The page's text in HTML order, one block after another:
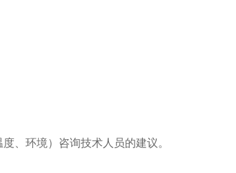
、环境）咨询技术人员的建议。